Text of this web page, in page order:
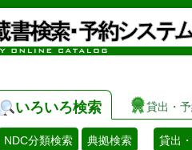
いろいろ検索 貸出・
NDC分類検索 典拠検索 貸出